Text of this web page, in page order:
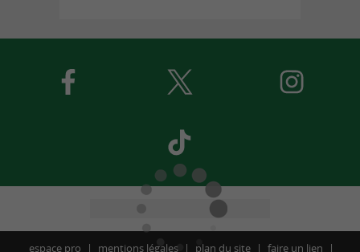
espace pro mentions légales plan du site faire un lien